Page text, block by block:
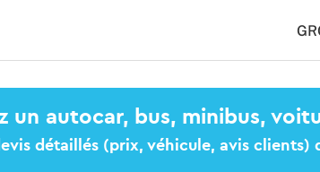
un autocar, bus, minibus,
détaillés (prix, véhicule, avis